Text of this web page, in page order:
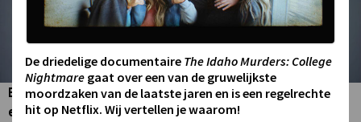
Becky Anderson explores diverse perspectives and
explains global issues of the day.
De driedelige documentaire The Idaho Murders: College
Nightmare gaat over een van de gruwelijkste
moordzaken van de laatste jaren en is een regelrechte
hit op Netflix. Wij vertellen je waarom!